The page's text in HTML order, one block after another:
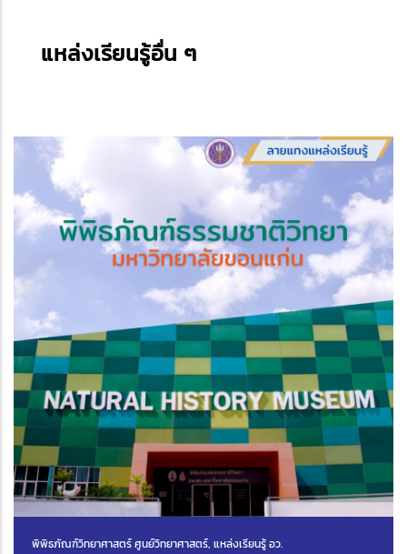
แหล่งเรียนรู้อื่น ๆ
พิพิธภัณฑ์วิทยาศาสตร์ ศูนย์วิทยาศาสตร์, แหล่งเรียนรู้ อว.